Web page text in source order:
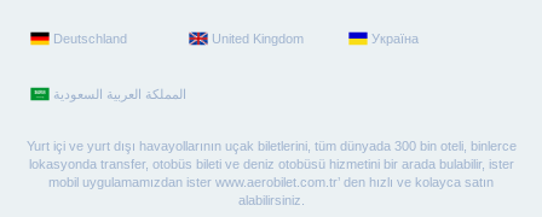
Deutschland United Kingdom Україна
Yurt içi ve yurt dışı havayollarının uçak biletlerini, tüm dünyada 300 bin oteli, binlerce
lokasyonda transfer, otobüs bileti ve deniz otobüsü hizmetini bir arada bulabilir, ister
mobil uygulamamızdan ister www.aerobilet.com.tr’ den hızlı ve kolayca satın
alabilirsiniz.